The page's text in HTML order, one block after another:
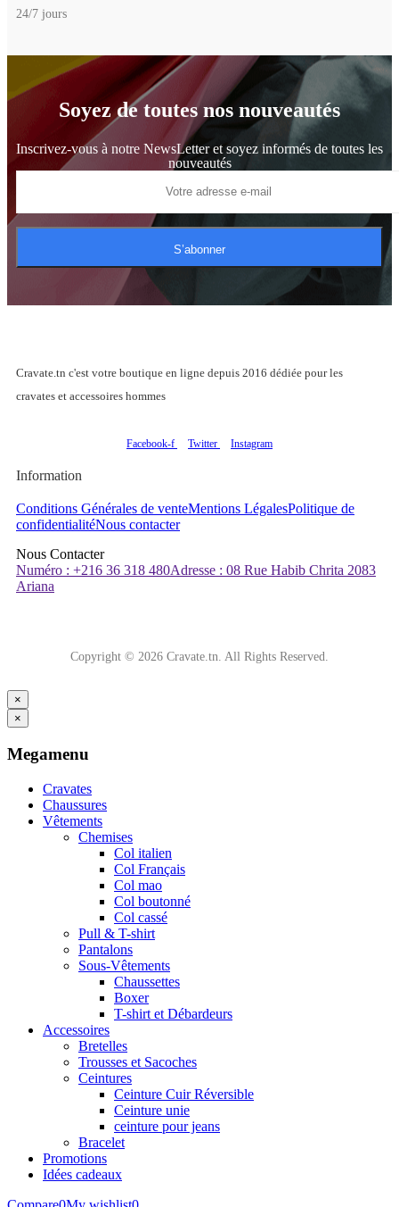
24/7 jours
Soyez de toutes nos nouveautés
Inscrivez-vous à notre NewsLetter et soyez informés de toutes les
nouveautés
S’abonner
Cravate.tn c'est votre boutique en ligne depuis 2016 dédiée pour les
cravates et accessoires hommes
Facebook-f Twitter Instagram
Information
Conditions Générales de venteMentions LégalesPolitique de
confidentialitéNous contacter
Nous Contacter
Numéro : +216 36 318 480Adresse : 08 Rue Habib Chrita 2083
Ariana
Copyright © 2026 Cravate.tn. All Rights Reserved.
×
×
Megamenu
Cravates
Chaussures
Vêtements
Chemises
Col italien
Col Français
Col mao
Col boutonné
Col cassé
Pull & T-shirt
Pantalons
Sous-Vêtements
Chaussettes
Boxer
T-shirt et Débardeurs
Accessoires
Bretelles
Trousses et Sacoches
Ceintures
Ceinture Cuir Réversible
Ceinture unie
ceinture pour jeans
Bracelet
Promotions
Idées cadeaux